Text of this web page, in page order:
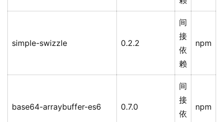
simple-swizzle 0.2.2
间
接
依
赖
npm
base64-arraybuffer-es6 0.7.0
间
接
依
npm